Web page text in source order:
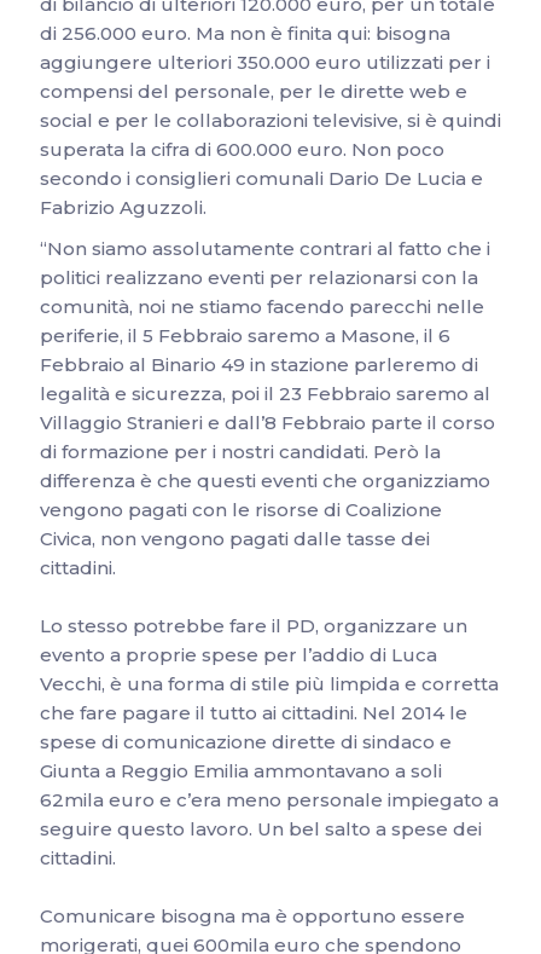
di 256.000 euro. Ma non è finita qui: bisogna
aggiungere ulteriori 350.000 euro utilizzati per i
compensi del personale, per le dirette web e
social e per le collaborazioni televisive, si è quindi
superata la cifra di 600.000 euro. Non poco
secondo i consiglieri comunali Dario De Lucia e
Fabrizio Aguzzoli.
“Non siamo assolutamente contrari al fatto che i
politici realizzano eventi per relazionarsi con la
comunità, noi ne stiamo facendo parecchi nelle
periferie, il 5 Febbraio saremo a Masone, il 6
Febbraio al Binario 49 in stazione parleremo di
legalità e sicurezza, poi il 23 Febbraio saremo al
Villaggio Stranieri e dall’8 Febbraio parte il corso
di formazione per i nostri candidati. Però la
differenza è che questi eventi che organizziamo
vengono pagati con le risorse di Coalizione
Civica, non vengono pagati dalle tasse dei
cittadini.
Lo stesso potrebbe fare il PD, organizzare un
evento a proprie spese per l’addio di Luca
Vecchi, è una forma di stile più limpida e corretta
che fare pagare il tutto ai cittadini. Nel 2014 le
spese di comunicazione dirette di sindaco e
Giunta a Reggio Emilia ammontavano a soli
62mila euro e c’era meno personale impiegato a
seguire questo lavoro. Un bel salto a spese dei
cittadini.
Comunicare bisogna ma è opportuno essere
morigerati, quei 600mila euro che spendono